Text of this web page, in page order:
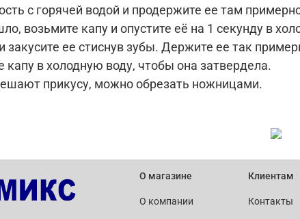
с горячей водой и продержите ее там
возьмите капу и опустите её на 1 секунду в
закусите ее стиснув зубы. Держите ее так
капу в холодную воду, чтобы она затвердела.
прикусу, можно обрезать ножницами.
О магазине
О компании
Клиентам
Контакты